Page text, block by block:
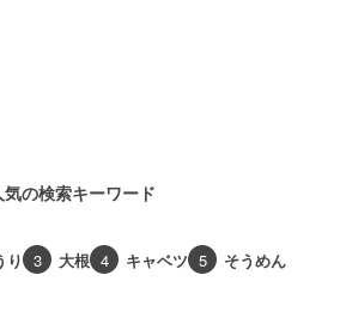
気の検索キーワード
り 3 大根 4 キャベツ 5 そうめん